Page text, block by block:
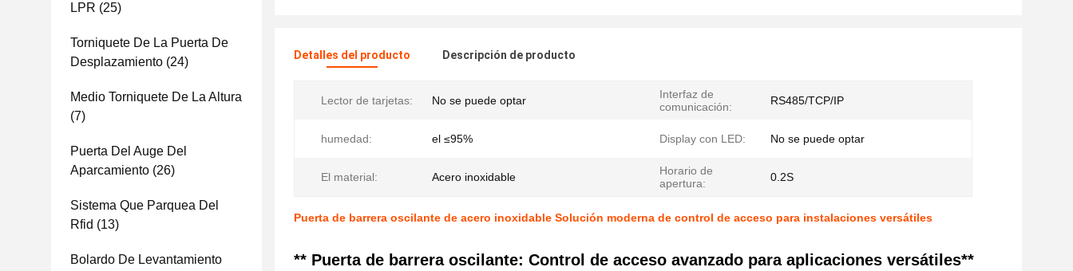
LPR (25)
Torniquete De La Puerta De
Desplazamiento (24)
Medio Torniquete De La Altura
(7)
Puerta Del Auge Del
Aparcamiento (26)
Sistema Que Parquea Del
Rfid (13)
Bolardo De Levantamiento
Detalles del producto Descripción de producto
Lector de tarjetas: No se puede optar
Interfaz de
comunicación:
RS485/TCP/IP
humedad: el ≤95% Display con LED: No se puede optar
El material: Acero inoxidable
Horario de
apertura:
0.2S
Puerta de barrera oscilante de acero inoxidable Solución moderna de control de acceso para instalaciones versátiles
** Puerta de barrera oscilante: Control de acceso avanzado para aplicaciones versátiles**